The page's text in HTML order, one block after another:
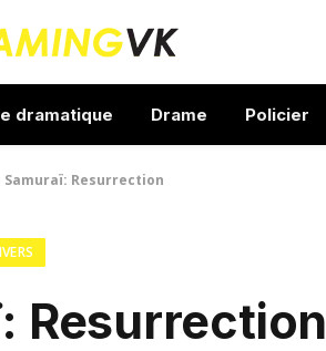
dramatique Drame Policier
Samuraï: Resurrection
Resurrection